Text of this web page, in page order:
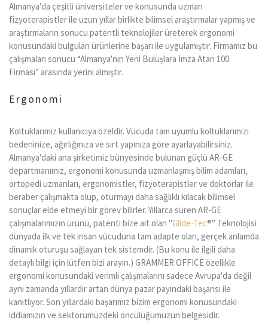
Almanya'da çeşitli üniversiteler ve konusunda uzman
fizyoterapistler ile uzun yıllar birlikte bilimsel araştırmalar yapmış ve
araştırmaların sonucu patentli teknolojiler üreterek ergonomi
konusundaki bulguları ürünlerine başarı ile uygulamıştır. Firmamız bu
çalışmaları sonucu “Almanya'nın Yeni Buluşlara İmza Atan 100
Firması” arasında yerini almıştır.
Ergonomi
Koltuklarımız kullanıcıya özeldir. Vücuda tam uyumlu koltuklarımızı
bedeninize, ağırlığınıza ve sırt yapınıza göre ayarlayabilirsiniz.
Almanya'daki ana şirketimiz bünyesinde bulunan güçlü AR-GE
departmanımız, ergonomi konusunda uzmanlaşmış bilim adamları,
ortopedi uzmanları, ergonomistler, fizyoterapistler ve doktorlar ile
beraber çalışmakta olup, oturmayı daha sağlıklı kılacak bilimsel
sonuçlar elde etmeyi bir görev bilirler. Yıllarca süren AR-GE
çalışmalarımızın ürünü, patenti bize ait olan "Glide-Tec®" Teknolojisi
dünyada ilk ve tek insan vücuduna tam adapte olan, gerçek anlamda
dinamik oturuşu sağlayan tek sistemdir. (Bu konu ile ilgili daha
detaylı bilgi için lütfen bizi arayın.) GRAMMER OFFICE özellikle
ergonomi konusundaki verimli çalışmalarını sadece Avrupa'da değil
aynı zamanda yıllardır artan dünya pazar payındaki başarısı ile
kanıtlıyor. Son yıllardaki başarımız bizim ergonomi konusundaki
iddiamızın ve sektörümüzdeki öncülüğümüzün belgesidir.